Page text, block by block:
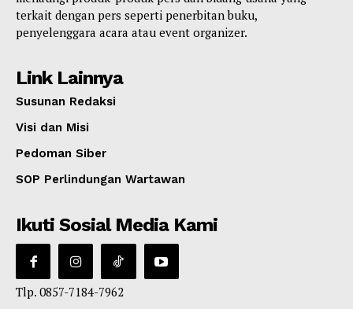
terkait dengan pers seperti penerbitan buku,
penyelenggara acara atau event organizer.
Link Lainnya
Susunan Redaksi
Visi dan Misi
Pedoman Siber
SOP Perlindungan Wartawan
Ikuti Sosial Media Kami
Tlp. 0857-7184-7962